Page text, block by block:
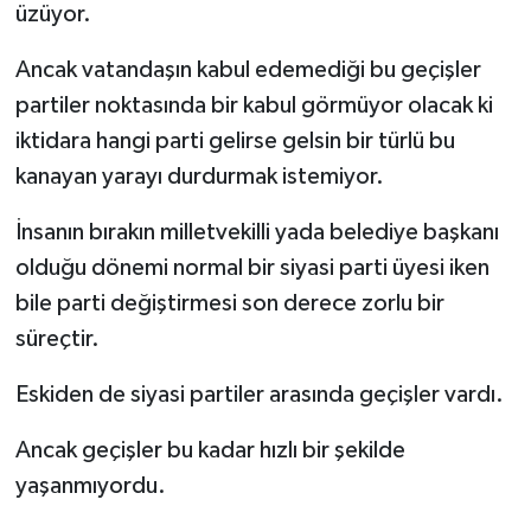
üzüyor.
Ancak vatandaşın kabul edemediği bu geçişler
partiler noktasında bir kabul görmüyor olacak ki
iktidara hangi parti gelirse gelsin bir türlü bu
kanayan yarayı durdurmak istemiyor.
İnsanın bırakın milletvekilli yada belediye başkanı
olduğu dönemi normal bir siyasi parti üyesi iken
bile parti değiştirmesi son derece zorlu bir
süreçtir.
Eskiden de siyasi partiler arasında geçişler vardı.
Ancak geçişler bu kadar hızlı bir şekilde
yaşanmıyordu.